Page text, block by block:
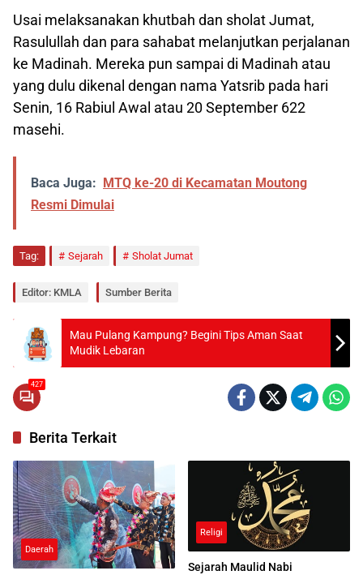
Usai melaksanakan khutbah dan sholat Jumat,
Rasulullah dan para sahabat melanjutkan perjalanan
ke Madinah. Mereka pun sampai di Madinah atau
yang dulu dikenal dengan nama Yatsrib pada hari
Senin, 16 Rabiul Awal atau 20 September 622
masehi.
Baca Juga: MTQ ke-20 di Kecamatan Moutong
Resmi Dimulai
Tag: Sejarah Sholat Jumat
Editor: KMLA Sumber Berita
Mau Pulang Kampung? Begini Tips Aman Saat
Mudik Lebaran
427
Berita Terkait
Daerah
Religi
Sejarah Maulid Nabi